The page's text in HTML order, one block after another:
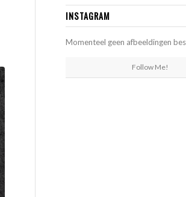
INSTAGRAM
Momenteel geen afbeeldingen
Follow Me!